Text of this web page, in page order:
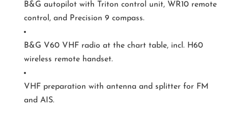
B&G autopilot with Triton control unit, WR10 remote
control, and Precision 9 compass.
B&G V60 VHF radio at the chart table, incl. H60
wireless remote handset.
VHF preparation with antenna and splitter for FM
and AIS.